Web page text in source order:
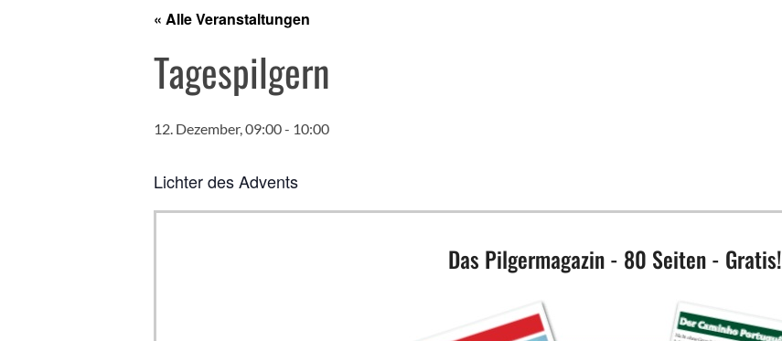
« Alle Veranstaltungen
Tagespilgern
12. Dezember, 09:00- 10:00
Lichter des Advents
Das Pilgermagazin - 80 Seiten - Gratis!